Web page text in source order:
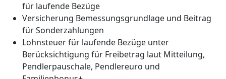
für laufende Bezüge
Versicherung Bemessungsgrundlage und Beitrag
für Sonderzahlungen
Lohnsteuer für laufende Bezüge unter
Berücksichtigung für Freibetrag laut Mitteilung,
Pendlerpauschale, Pendlereuro und